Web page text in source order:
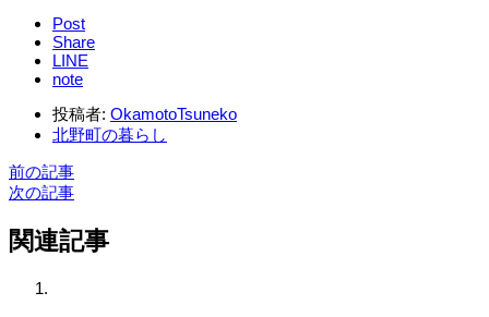
Post
Share
LINE
note
投稿者: OkamotoTsuneko
北野町の暮らし
前の記事
次の記事
関連記事